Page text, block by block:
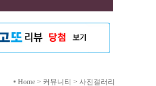
Home > 커뮤니티 > 사진갤러리